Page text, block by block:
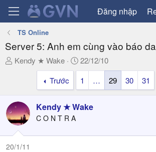
Đăng nhập
TS Online
Server 5: Anh em cùng vào báo
T
a
d
s
t
a
Kendy ★ Wake
N
g
à
y
ử
22/12/10
Trước
1 … 29 30 31
Kendy ★ Wake
C O N T R A
20/1/11